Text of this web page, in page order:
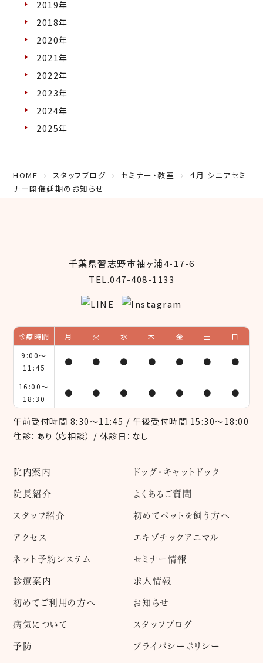
2019年
2018年
2020年
2021年
2022年
2023年
2024年
2025年
HOME スタッフブログ セミナー・教室
４月 シニアセミ
ナー開催延期のお知らせ
千葉県習志野市袖ヶ浦4-17-6
TEL.047-408-1133
診療時間 月 火 水 木 金 土
日
9:00～
11:45
● ● ● ● ● ● ●
16:00～
18:30
● ● ● ● ● ● ●
午前受付時間 8:30～11:45 / 午後受付時間 15:30～18:00
往診：あり（応相談） / 休診日：なし
院内案内
院長紹介
スタッフ紹介
アクセス
ネット予約システム
診療案内
初めてご利用の方へ
病気について
予防
ドッグ・キャットドック
よくあるご質問
初めてペットを飼う方へ
エキゾチックアニマル
セミナー情報
求人情報
お知らせ
スタッフブログ
プライバシーポリシー